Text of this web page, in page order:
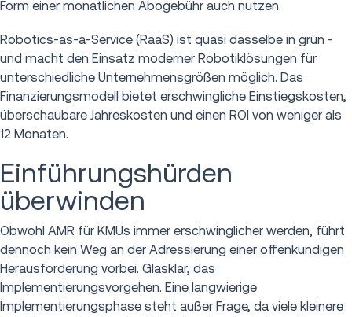
Form einer monatlichen Abogebühr auch nutzen.
Robotics-as-a-Service (RaaS) ist quasi dasselbe in grün -
und macht den Einsatz moderner Robotiklösungen für
unterschiedliche Unternehmensgrößen möglich. Das
Finanzierungsmodell bietet erschwingliche Einstiegskosten,
überschaubare Jahreskosten und einen ROI von weniger als
12 Monaten.
Einführungshürden
überwinden
Obwohl AMR für KMUs immer erschwinglicher werden, führt
dennoch kein Weg an der Adressierung einer offenkundigen
Herausforderung vorbei. Glasklar, das
Implementierungsvorgehen. Eine langwierige
Implementierungsphase steht außer Frage, da viele kleinere